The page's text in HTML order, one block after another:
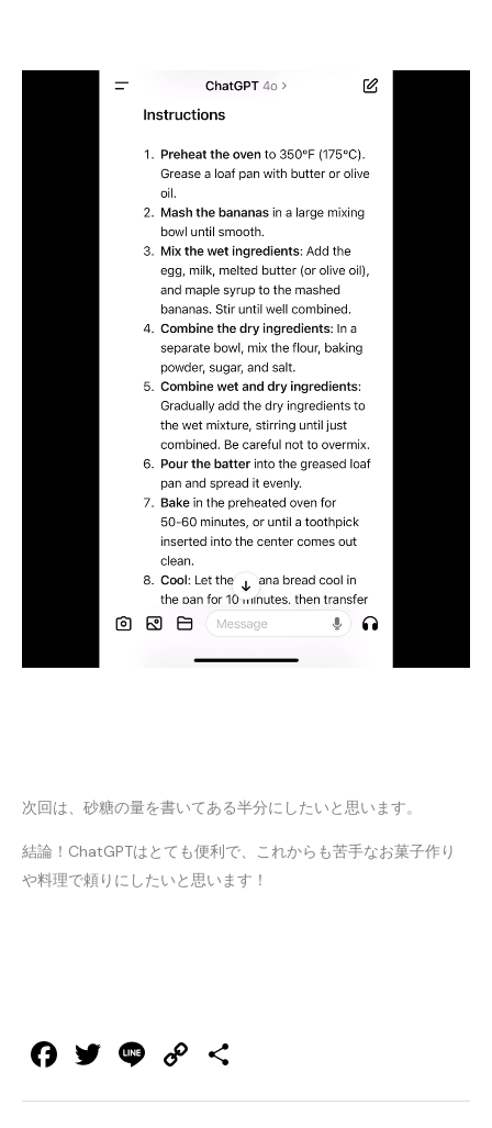
次回は、砂糖の量を書いてある半分にしたいと思います。
結論！ChatGPTはとても便利で、これからも苦手なお菓子作り
や料理で頼りにしたいと思います！
F
a
T
wi
Li
n
C
o 有